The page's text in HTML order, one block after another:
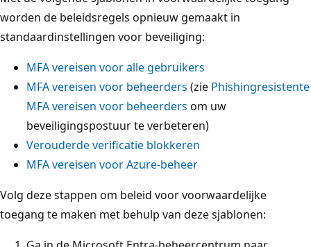
worden de beleidsregels opnieuw gemaakt in
standaardinstellingen voor beveiliging:
MFA vereisen voor alle gebruikers
MFA vereisen voor beheerders (zie Phishingresistente
MFA vereisen voor beheerders om uw
beveiligingspostuur te verbeteren)
Verouderde verificatie blokkeren
MFA vereisen voor Azure-beheer
Volg deze stappen om beleid voor voorwaardelijke
toegang te maken met behulp van deze sjablonen: